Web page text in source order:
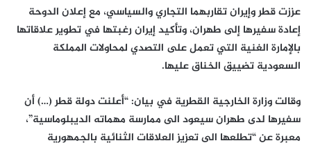
عززت قطر وإيران تقاربهما التجاري والسياسي، مع إعلان الدوحة
إعادة سفيرها إلى طهران، وتأكيد إيران رغبتها في تطوير علاقاتها
بالإمارة الغنية التي تعمل على التصدي لمحاولات المملكة
السعودية تضييق الخناق عليها.
وقالت وزارة الخارجية القطرية في بيان: “أعلنت دولة قطر (…) أن
سفيرها لدى طهران سيعود الى ممارسة مهماته الديبلوماسية”،
معبرة عن “تطلعها الى تعزيز العلاقات الثنائية بالجمهورية